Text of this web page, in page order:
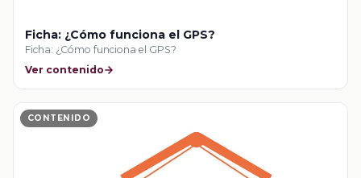
Ficha: ¿Cómo funciona el GPS?
Ficha: ¿Cómo funciona el GPS?
Ver contenido
CONTENIDO